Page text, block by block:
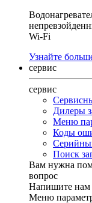
Wi-Fi
Узнайте
сервис
сервис
Дилеры
Меню
Коды
Поиск
Вам нужна
вопрос
Напишите нам
Меню